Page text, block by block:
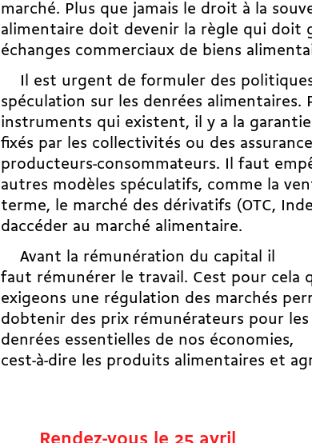
marché. Plus que jamais le droit à la
alimentaire doit devenir la règle qui doit
échanges commerciaux de biens
Il est urgent de formuler des
spéculation sur les denrées alimentaires.
instruments qui existent, il y a la
fixés par les collectivités ou des
producteurs-consommateurs. Il faut
autres modèles spéculatifs, comme la
terme, le marché des dérivatifs (OTC,
daccéder au marché alimentaire.
Avant la rémunération du capital il
faut rémunérer le travail. Cest pour cela
exigeons une régulation des marchés
dobtenir des prix rémunérateurs pour les
denrées essentielles de nos économies,
cest-à-dire les produits alimentaires et